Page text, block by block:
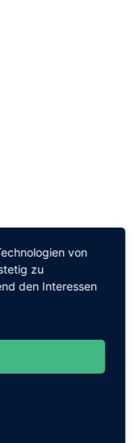
von
zu
den Interessen